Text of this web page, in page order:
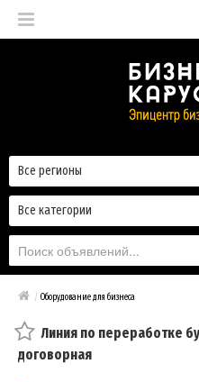
Все категории
Все регионы
/ Оборудование для бизнеса
Линия по переработке
договорная